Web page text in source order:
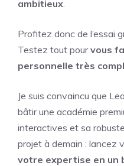
ambitieux
Profitez donc de l’essai
Testez tout pourvous
personnelle très
Je suis convaincu que
bâtir une académie
interactives et sa
projet à demain : lancez
votre expertise en un